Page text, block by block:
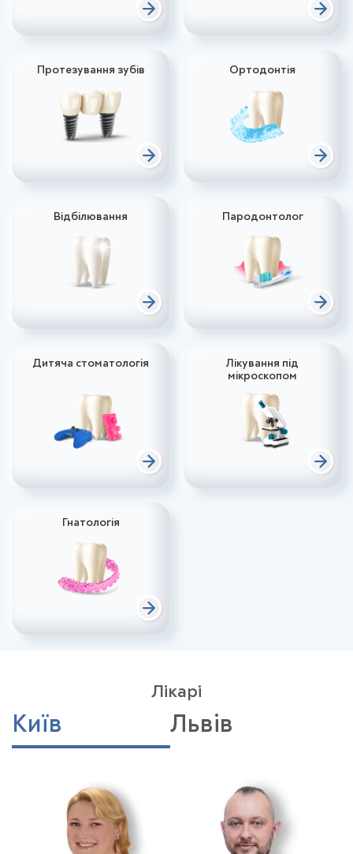
Протезування зубів Ортодонтія
Відбілювання Пародонтолог
Дитяча стоматологія
Лікування під
мікроскопом
Гнатологія
Лікарі
Київ Львів